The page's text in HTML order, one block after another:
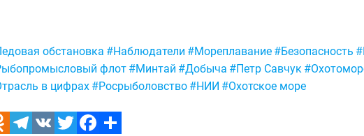
обстановка #Наблюдатели #Мореплавание #Безопасность
флот #Минтай #Добыча #Петр Савчук
в цифрах #Росрыболовство #НИИ #Охотское море